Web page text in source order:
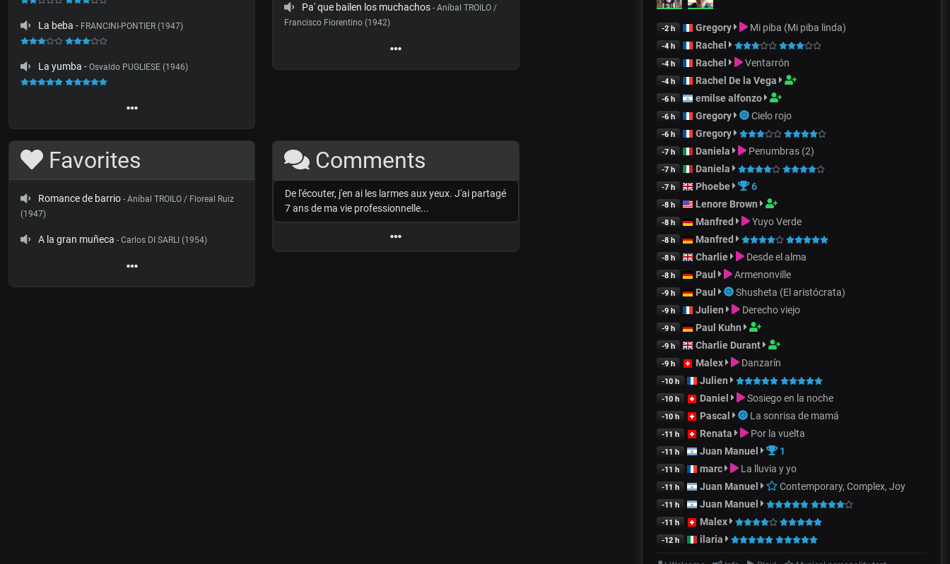
La beba - FRANCINI-PONTIER (1947)
La yumba - Osvaldo PUGLIESE (1946)
Pa' que bailen los muchachos - Aníbal TROILO /
Francisco Fiorentino (1942)
Favorites
Romance de barrio - Aníbal TROILO / Floreal Ruiz
(1947)
A la gran muñeca - Carlos DI SARLI (1954)
Comments
De l'écouter, j'en ai les larmes aux yeux. J'ai partagé
7 ans de ma vie professionnelle...
-2 h Gregory Mi piba (Mi piba linda)
-4 h Rachel
-4 h Rachel Ventarrón
-4 h Rachel De la Vega
-6 h emilse alfonzo
-6 h Gregory Cielo rojo
-6 h Gregory
-7 h Daniela Penumbras (2)
-7 h Daniela
-7 h Phoebe 6
-8 h Lenore Brown
-8 h Manfred Yuyo Verde
-8 h Manfred
-8 h Charlie Desde el alma
-8 h Paul Armenonville
-9 h Paul Shusheta (El aristócrata)
-9 h Julien Derecho viejo
-9 h Paul Kuhn
-9 h Charlie Durant
-9 h Malex Danzarín
-10 h Julien
-10 h Daniel Sosiego en la noche
-10 h Pascal La sonrisa de mamá
-11 h Renata Por la vuelta
-11 h Juan Manuel 1
-11 h marc La lluvia y yo
-11 h Juan Manuel Contemporary, Complex, Joy
-11 h Juan Manuel
-11 h Malex
-12 h ilaria